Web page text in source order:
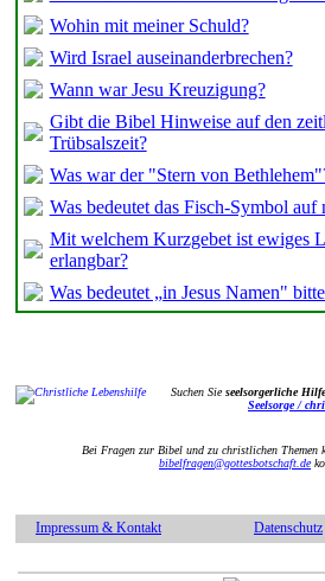
Wohin mit meiner Schuld?
Wird Israel auseinanderbrechen?
Wann war Jesu Kreuzigung?
Gibt die Bibel Hinweise auf den
Trübsalszeit?
Was war der "Stern von
Was bedeutet das Fisch-Symbol auf
Mit welchem Kurzgebet ist ewiges
erlangbar?
Was bedeutet „in Jesus Namen"
Suchen Sieseelsorgerliche Hilfe
Seelsorge /
Bei Fragen zur Bibel und zu christlichen Themen
bibelfragen@gottesbotschaft.de
Impressum & Kontakt Datenschutz